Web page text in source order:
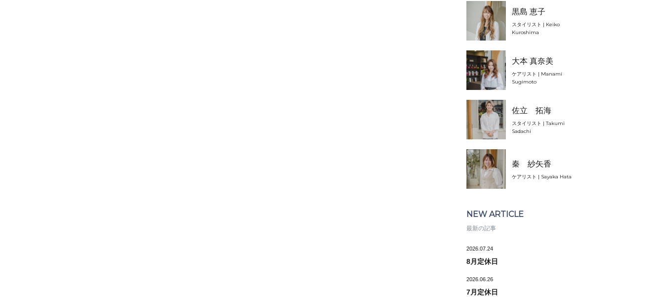
黒島 恵子
スタイリスト | Keiko
Kuroshima
大本 真奈美
ケアリスト | Manami
Sugimoto
佐立 拓海
スタイリスト | Takumi
Sadachi
秦 紗矢香
ケアリスト | Sayaka Hata
NEW ARTICLE
最新の記事
2026.07.24
8月定休日
2026.06.26
7月定休日